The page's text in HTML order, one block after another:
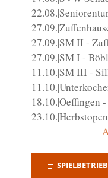
27.09.|SM II -
27.09.|SM I -
11.10.|SM III -
18.10.|Oeffingen
SPIELBETRIEB